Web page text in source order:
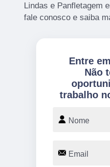
Lindas e Panfletagem
fale conosco e saiba
Entre
Não
trabalho